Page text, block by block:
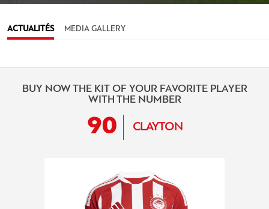
ACTUALITÉS MEDIA GALLERY
BUY NOW THE KIT OF YOUR FAVORITE PLAYER
WITH THE NUMBER
90 CLAYTON